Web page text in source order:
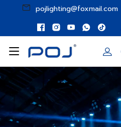
pojlighting@foxmail.com